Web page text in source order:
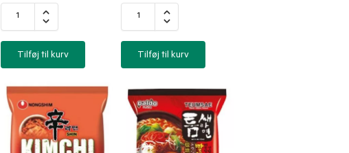
Tilføj til kurv Tilføj til kurv